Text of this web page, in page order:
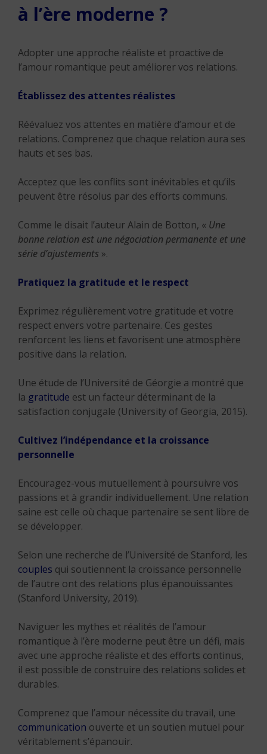
à l’ère moderne ?
Adopter une approche réaliste et proactive de
l’amour romantique peut améliorer vos relations.
Établissez des attentes réalistes
Réévaluez vos attentes en matière d’amour et de
relations. Comprenez que chaque relation aura ses
hauts et ses bas.
Acceptez que les conflits sont inévitables et qu’ils
peuvent être résolus par des efforts communs.
Comme le disait l’auteur Alain de Botton, « Une
bonne relation est une négociation permanente et une
série d’ajustements ».
Pratiquez la gratitude et le respect
Exprimez régulièrement votre gratitude et votre
respect envers votre partenaire. Ces gestes
renforcent les liens et favorisent une atmosphère
positive dans la relation.
Une étude de l’Université de Géorgie a montré que
la gratitude est un facteur déterminant de la
satisfaction conjugale (University of Georgia, 2015).
Cultivez l’indépendance et la croissance
personnelle
Encouragez-vous mutuellement à poursuivre vos
passions et à grandir individuellement. Une relation
saine est celle où chaque partenaire se sent libre de
se développer.
Selon une recherche de l’Université de Stanford, les
couples qui soutiennent la croissance personnelle
de l’autre ont des relations plus épanouissantes
(Stanford University, 2019).
Naviguer les mythes et réalités de l’amour
romantique à l’ère moderne peut être un défi, mais
avec une approche réaliste et des efforts continus,
il est possible de construire des relations solides et
durables.
Comprenez que l’amour nécessite du travail, une
communication ouverte et un soutien mutuel pour
véritablement s’épanouir.